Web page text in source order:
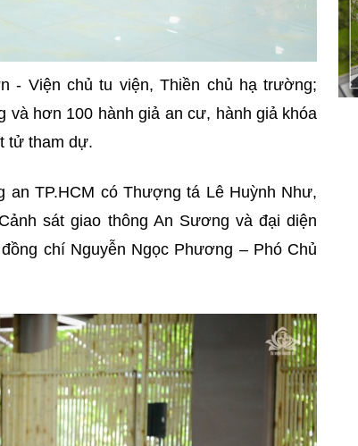
- Viện chủ tu viện, Thiền chủ hạ trường;
hơn 100 hành giả an cư, hành giả khóa
tử tham dự.
an TP.HCM có Thượng tá Lê Huỳnh Như,
sát giao thông An Sương và đại diện
chí Nguyễn Ngọc Phương – Phó Chủ